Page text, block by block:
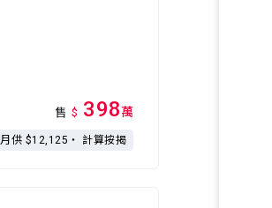
售 $ 398萬
月供 $12,125・ 計算按揭